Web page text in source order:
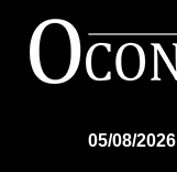
05/08/2026